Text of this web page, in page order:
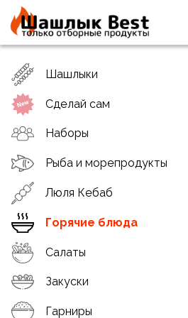
Шашлыки
Сделай сам
Наборы
Рыба и морепродукты
Люля Кебаб
Горячие блюда
Салаты
Закуски
Гарниры